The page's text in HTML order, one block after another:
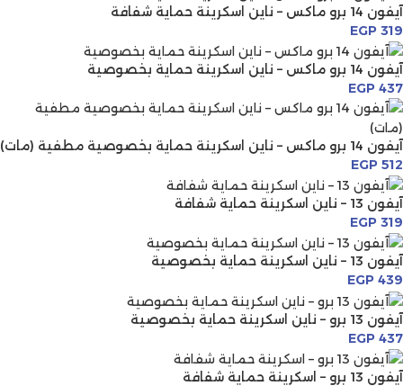
آيفون 14 برو ماكس – ناين اسكرينة حماية شفافة
EGP 319
آيفون 14 برو ماكس – ناين اسكرينة حماية بخصوصية
EGP 437
آيفون 14 برو ماكس – ناين اسكرينة حماية بخصوصية مطفية (مات)
EGP 512
آيفون 13 – ناين اسكرينة حماية شفافة
EGP 319
آيفون 13 – ناين اسكرينة حماية بخصوصية
EGP 439
آيفون 13 برو – ناين اسكرينة حماية بخصوصية
EGP 437
آيفون 13 برو – اسكرينة حماية شفافة